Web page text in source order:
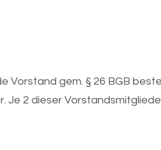
Vorstand gem. § 26 BGB
Je 2 dieser